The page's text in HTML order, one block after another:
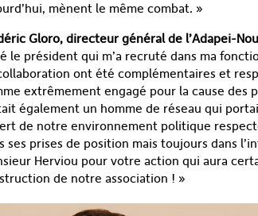
mènent le même combat. »
Gloro, directeur général de l’Adapei-
le président qui m’a recruté dans ma
ont été complémentaires et
extrêmement engagé pour la cause des
également un homme de réseau qui
de notre environnement politique
ses prises de position mais toujours dans
Herviou pour votre action qui aura
de notre association ! »